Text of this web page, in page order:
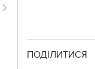
ПОДІЛИТИСЯ